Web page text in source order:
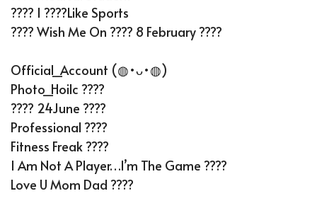
???? I ????like Sports
???? Wish Me On ???? 8 February ????
Official_Account (⁠◍⁠•⁠ᴗ⁠•⁠◍⁠)
Photo_Hoilc ????
???? 24June ????
Professional ????
Fitness Freak ????
I Am Not A Player…I’m The Game ????
Love U Mom Dad ????